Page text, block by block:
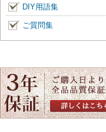
DIY用語集
ご質問集